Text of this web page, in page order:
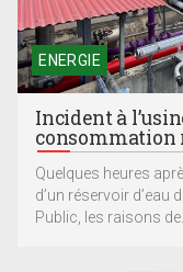
ENERGIE
Incident à
consommation
Quelques heures
d’un réservoir d’eau
Public, les raisons